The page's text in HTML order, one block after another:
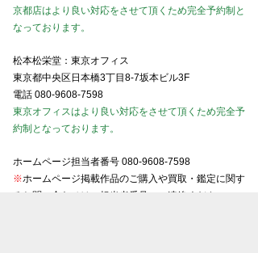
京都店はより良い対応をさせて頂くため完全予約制と
なっております。
松本松栄堂：東京オフィス
東京都中央区日本橋3丁目8-7坂本ビル3F
電話 080-9608-7598
東京オフィスはより良い対応をさせて頂くため完全予
約制となっております。
ホームページ担当者番号 080-9608-7598
※ホームページ掲載作品のご購入や買取・鑑定に関す
るお問い合わせは、担当者番号にご連絡ください。